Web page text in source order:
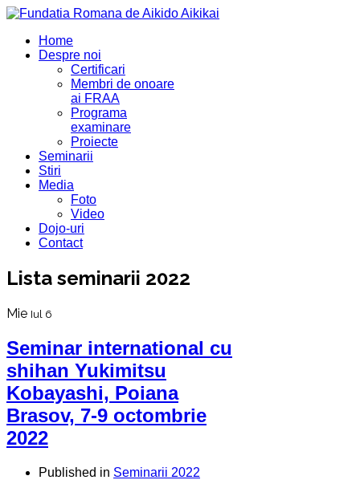
Home
Despre noi
Certificari
Membri de onoare
ai FRAA
Programa
examinare
Proiecte
Seminarii
Stiri
Media
Foto
Video
Dojo-uri
Contact
Lista seminarii 2022
Mie Iul 6
Seminar international cu
shihan Yukimitsu
Kobayashi, Poiana
Brasov, 7-9 octombrie
2022
Published in Seminarii 2022